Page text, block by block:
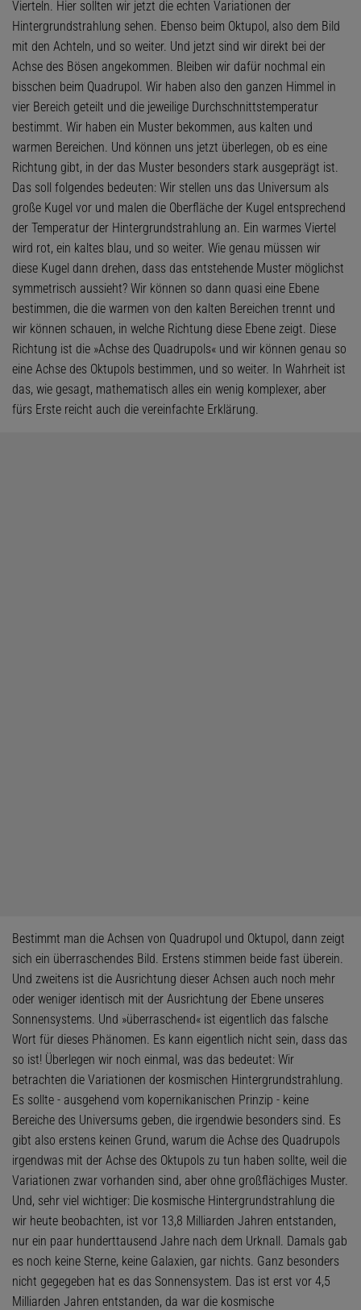
Vierteln. Hier sollten wir jetzt die echten Variationen der
Hintergrundstrahlung sehen. Ebenso beim Oktupol, also dem Bild
mit den Achteln, und so weiter. Und jetzt sind wir direkt bei der
Achse des Bösen angekommen. Bleiben wir dafür nochmal ein
bisschen beim Quadrupol. Wir haben also den ganzen Himmel in
vier Bereich geteilt und die jeweilige Durchschnittstemperatur
bestimmt. Wir haben ein Muster bekommen, aus kalten und
warmen Bereichen. Und können uns jetzt überlegen, ob es eine
Richtung gibt, in der das Muster besonders stark ausgeprägt ist.
Das soll folgendes bedeuten: Wir stellen uns das Universum als
große Kugel vor und malen die Oberfläche der Kugel entsprechend
der Temperatur der Hintergrundstrahlung an. Ein warmes Viertel
wird rot, ein kaltes blau, und so weiter. Wie genau müssen wir
diese Kugel dann drehen, dass das entstehende Muster möglichst
symmetrisch aussieht? Wir können so dann quasi eine Ebene
bestimmen, die die warmen von den kalten Bereichen trennt und
wir können schauen, in welche Richtung diese Ebene zeigt. Diese
Richtung ist die »Achse des Quadrupols« und wir können genau so
eine Achse des Oktupols bestimmen, und so weiter. In Wahrheit ist
das, wie gesagt, mathematisch alles ein wenig komplexer, aber
fürs Erste reicht auch die vereinfachte Erklärung.
Bestimmt man die Achsen von Quadrupol und Oktupol, dann zeigt
sich ein überraschendes Bild. Erstens stimmen beide fast überein.
Und zweitens ist die Ausrichtung dieser Achsen auch noch mehr
oder weniger identisch mit der Ausrichtung der Ebene unseres
Sonnensystems. Und »überraschend« ist eigentlich das falsche
Wort für dieses Phänomen. Es kann eigentlich nicht sein, dass das
so ist! Überlegen wir noch einmal, was das bedeutet: Wir
betrachten die Variationen der kosmischen Hintergrundstrahlung.
Es sollte - ausgehend vom kopernikanischen Prinzip - keine
Bereiche des Universums geben, die irgendwie besonders sind. Es
gibt also erstens keinen Grund, warum die Achse des Quadrupols
irgendwas mit der Achse des Oktupols zu tun haben sollte, weil die
Variationen zwar vorhanden sind, aber ohne großflächiges Muster.
Und, sehr viel wichtiger: Die kosmische Hintergrundstrahlung die
wir heute beobachten, ist vor 13,8 Milliarden Jahren entstanden,
nur ein paar hunderttausend Jahre nach dem Urknall. Damals gab
es noch keine Sterne, keine Galaxien, gar nichts. Ganz besonders
nicht gegegeben hat es das Sonnensystem. Das ist erst vor 4,5
Milliarden Jahren entstanden, da war die kosmische